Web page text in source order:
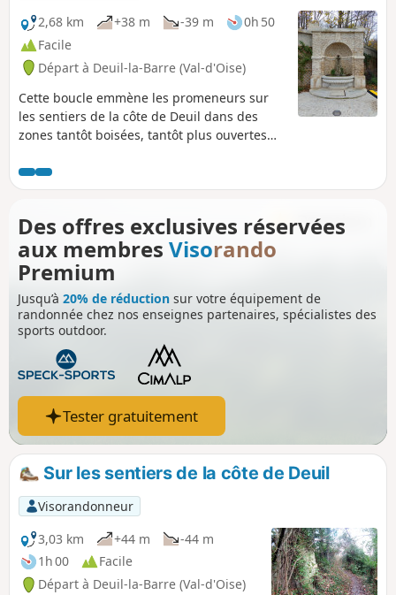
2,68 km
+38 m -39 m
0h 50
Facile
Départ à Deuil-la-Barre (Val-d'Oise)
Cette boucle emmène les promeneurs sur
les sentiers de la côte de Deuil dans des
zones tantôt boisées, tantôt plus ouvertes
de l'Église Notre-Dame (Place des Victimes
du V2), la promenade traverse à mi-parcours
chargé d'Histoire qui a été réaménagé et
inauguré en juillet 2025.Ce parcours est
proposé par l'association Les Sentiers de la
Côte de Deuil
Des offres exclusives réservées
aux membres Visorando
Premium
Jusqu’à 20% de réduction sur votre équipement de
randonnée chez nos enseignes partenaires, spécialistes des
sports outdoor.
Tester gratuitement
Sur les sentiers de la côte de Deuil
Visorandonneur
3,03 km
+44 m
-44 m
1h 00
Facile
Départ à Deuil-la-Barre (Val-d'Oise)